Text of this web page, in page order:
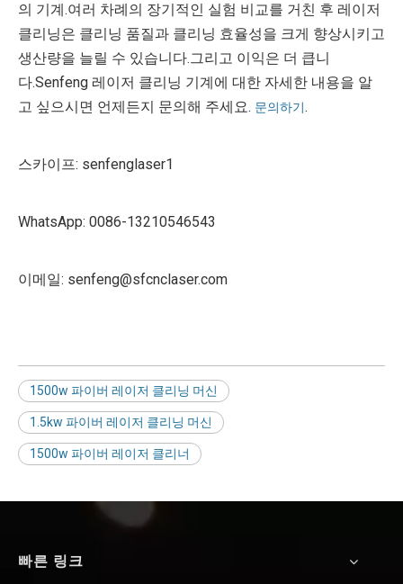
의 기계.여러 차례의 장기적인 실험 비교를 거친 후 레이저
클리닝은 클리닝 품질과 클리닝 효율성을 크게 향상시키고
생산량을 늘릴 수 있습니다.그리고 이익은 더 큽니
다.Senfeng 레이저 클리닝 기계에 대한 자세한 내용을 알
고 싶으시면 언제든지 문의해 주세요. 문의하기.
스카이프: senfenglaser1
WhatsApp: 0086-13210546543
이메일: senfeng@sfcnclaser.com
1500w 파이버 레이저 클리닝 머신
1.5kw 파이버 레이저 클리닝 머신
1500w 파이버 레이저 클리너
빠른 링크